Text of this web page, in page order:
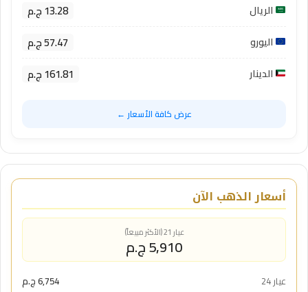
الريال 13.28 ج.م
اليورو 57.47 ج.م
الدينار 161.81 ج.م
عرض كافة الأسعار ←
أسعار الذهب الآن
عيار 21 (الأكثر مبيعاً)
5,910 ج.م
عيار 24
6,754 ج.م